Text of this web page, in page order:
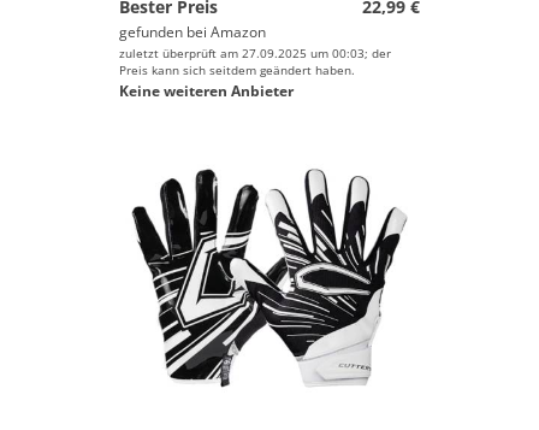
Bester Preis
22,99 €
gefunden bei Amazon
zuletzt überprüft am 27.09.2025 um 00:03; der
Preis kann sich seitdem geändert haben.
Keine weiteren Anbieter